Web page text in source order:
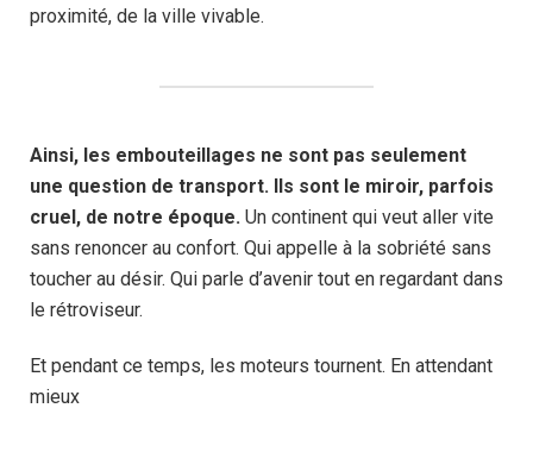
proximité, de la ville vivable.
Ainsi, les embouteillages ne sont pas seulement
une question de transport. Ils sont le miroir, parfois
cruel, de notre époque. Un continent qui veut aller vite
sans renoncer au confort. Qui appelle à la sobriété sans
toucher au désir. Qui parle d’avenir tout en regardant dans
le rétroviseur.
Et pendant ce temps, les moteurs tournent. En attendant
mieux